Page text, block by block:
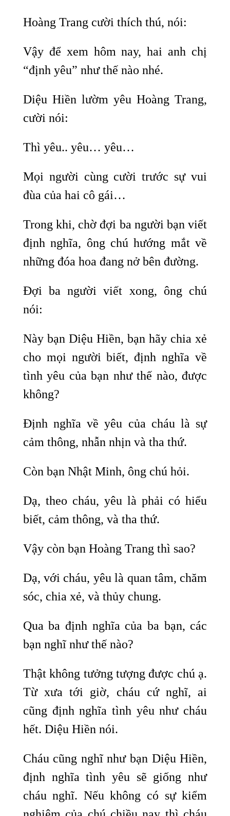
Hoàng Trang cười thích thú, nói:
Vậy để xem hôm nay, hai anh chị
“định yêu” như thế nào nhé.
Diệu Hiền lườm yêu Hoàng Trang,
cười nói:
Thì yêu.. yêu… yêu…
Mọi người cùng cười trước sự vui
đùa của hai cô gái…
Trong khi, chờ đợi ba người bạn viết
định nghĩa, ông chú hướng mắt về
những đóa hoa đang nở bên đường.
Đợi ba người viết xong, ông chú
nói:
Này bạn Diệu Hiền, bạn hãy chia xẻ
cho mọi người biết, định nghĩa về
tình yêu của bạn như thế nào, được
không?
Định nghĩa về yêu của cháu là sự
cảm thông, nhẫn nhịn và tha thứ.
Còn bạn Nhật Minh, ông chú hỏi.
Dạ, theo cháu, yêu là phải có hiểu
biết, cảm thông, và tha thứ.
Vậy còn bạn Hoàng Trang thì sao?
Dạ, với cháu, yêu là quan tâm, chăm
sóc, chia xẻ, và thủy chung.
Qua ba định nghĩa của ba bạn, các
bạn nghĩ như thế nào?
Thật không tưởng tượng được chú ạ.
Từ xưa tới giờ, cháu cứ nghĩ, ai
cũng định nghĩa tình yêu như cháu
hết. Diệu Hiền nói.
Cháu cũng nghĩ như bạn Diệu Hiền,
định nghĩa tình yêu sẽ giống như
cháu nghĩ. Nếu không có sự kiểm